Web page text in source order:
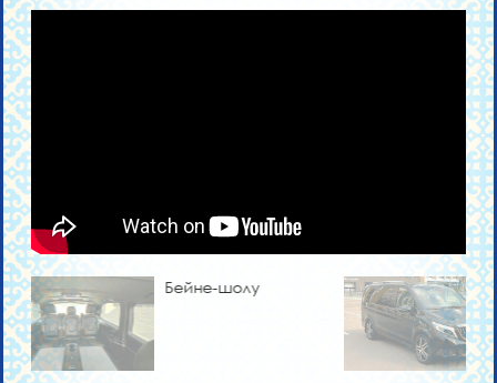
Бейне-шолу